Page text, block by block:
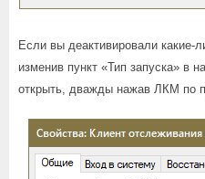
Если вы деактивировали какие-
изменив пункт «Тип запуска» в
открыть, дважды нажав ЛКМ по